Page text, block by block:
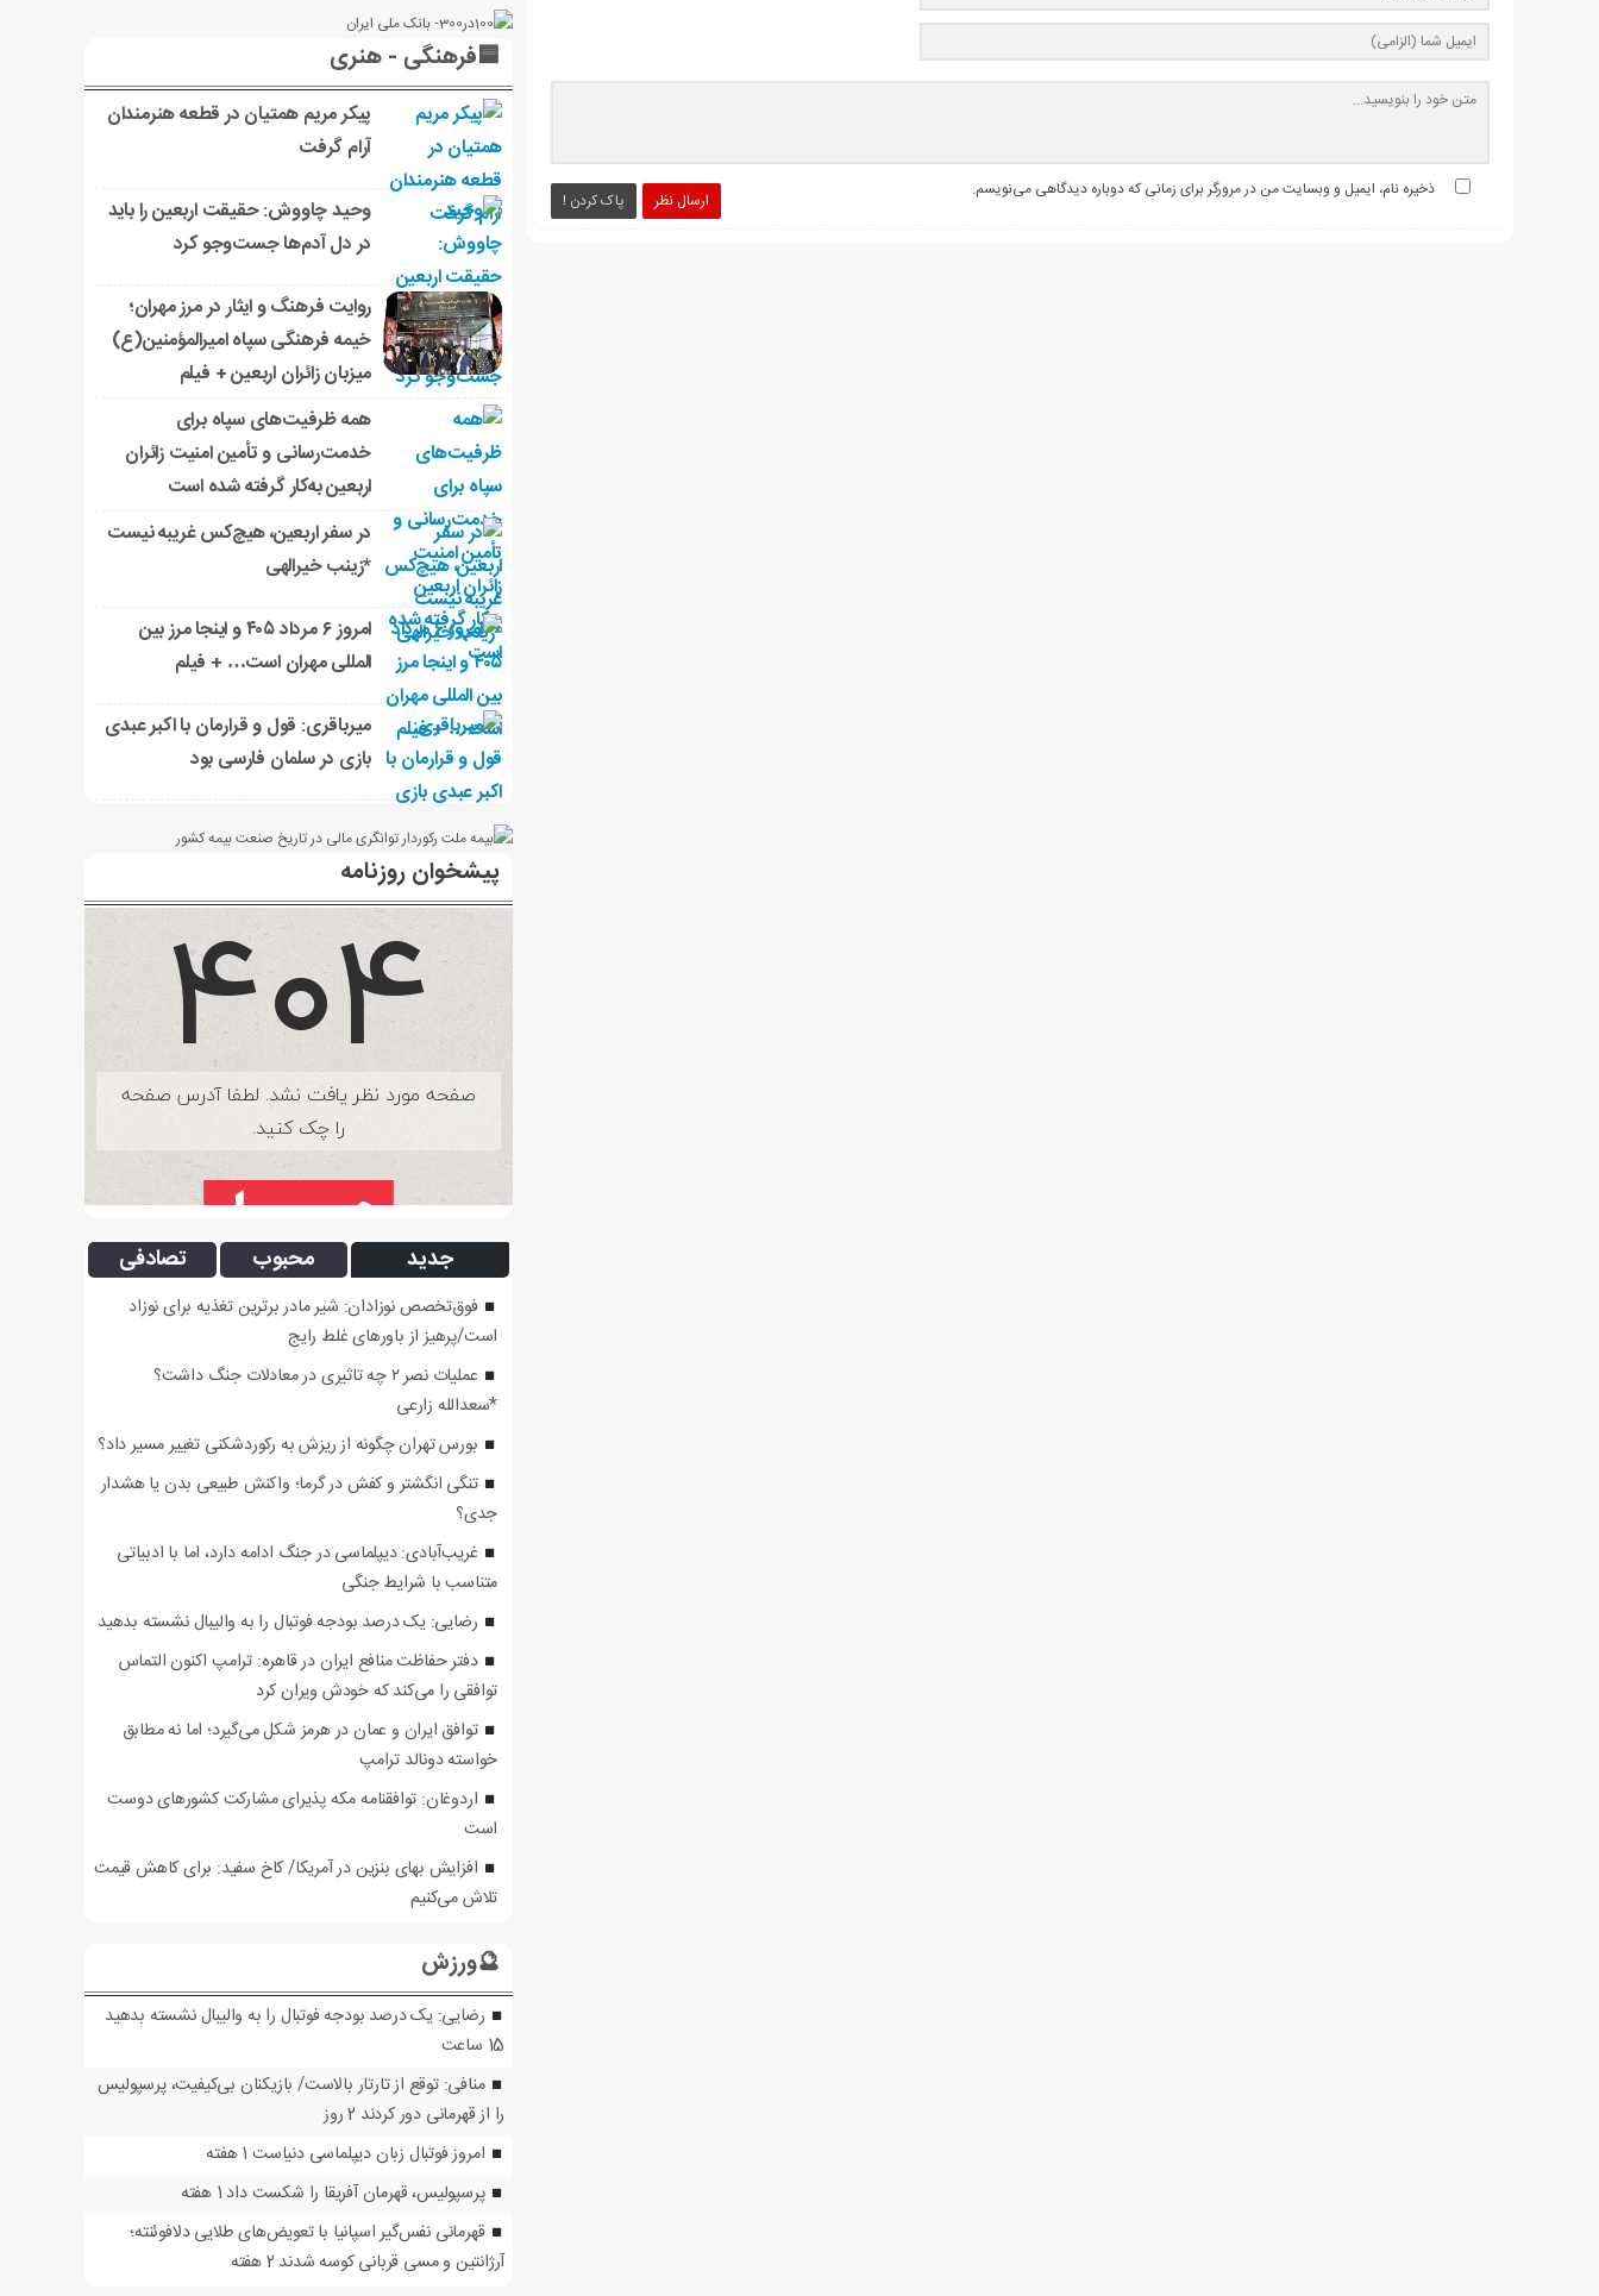
ارسال نظر پاک کردن ! ذخیره نام، ایمیل و وبسایت من در مرورگر برای زمانی که دوباره دیدگاهی می‌نویسم.
🟦فرهنگی - هنری
پیکر مریم همتیان در قطعه هنرمندان
آرام گرفت
وحید چاووش: حقیقت اربعین را باید
در دل آدم‌ها جست‌وجو کرد
روایت فرهنگ و ایثار در مرز مهران؛
خیمه فرهنگی سپاه امیرالمؤمنین(ع)
میزبان زائران اربعین + فیلم
همه ظرفیت‌های سپاه برای
خدمت‌رسانی و تأمین امنیت زائران
اربعین به‌کار گرفته شده است
در سفر اربعین، هیچ‌کس غریبه نیست
*زینب خیرالهی
امروز ۶ مرداد ۴۰۵ و اینجا مرز بین
المللی مهران است… + فیلم
میرباقری: قول و قرارمان با اکبر عبدی
بازی در سلمان فارسی بود
پیشخوان روزنامه
جدید محبوب تصادفی
فوق‌تخصص نوزادان: شیر مادر برترین تغذیه برای نوزاد
است/پرهیز از باورهای غلط رایج
عملیات نصر ۲ چه تاثیری در معادلات جنگ داشت؟
*سعدالله زارعی
بورس تهران چگونه از ریزش به رکوردشکنی تغییر مسیر داد؟
تنگی انگشتر و کفش در گرما؛ واکنش طبیعی بدن یا هشدار
جدی؟
غریب‌آبادی: دیپلماسی در جنگ ادامه دارد، اما با ادبیاتی
متناسب با شرایط جنگی
رضایی: یک درصد بودجه فوتبال را به والیبال نشسته بدهید
دفتر حفاظت منافع ایران در قاهره: ترامپ اکنون التماس
توافقی را می‌کند که خودش ویران کرد
توافق ایران و عمان در هرمز شکل می‌گیرد؛ اما نه مطابق
خواسته دونالد ترامپ
اردوغان: توافقنامه مکه پذیرای مشارکت کشورهای دوست
است
افزایش بهای بنزین در آمریکا/ کاخ سفید: برای کاهش قیمت
تلاش می‌کنیم
🔮ورزش
رضایی: یک درصد بودجه فوتبال را به والیبال نشسته بدهید
15 ساعت
منافی: توقع از تارتار بالاست/ بازیکنان بی‌کیفیت، پرسپولیس
را از قهرمانی دور کردند 2 روز
امروز فوتبال زبان دیپلماسی دنیاست 1 هفته
پرسپولیس، قهرمان آفریقا را شکست داد 1 هفته
قهرمانی نفس‌گیر اسپانیا با تعویض‌های طلایی دلافوئنته؛
آرژانتین و مسی قربانی کوسه شدند 2 هفته